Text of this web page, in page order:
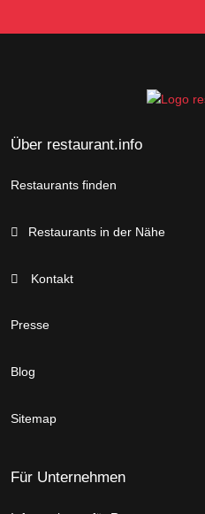
Über restaurant.info
Restaurants finden
Restaurants in der Nähe
Kontakt
Presse
Blog
Sitemap
Für Unternehmen